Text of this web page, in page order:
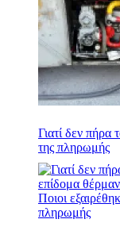
Γιατί δεν πήρα
της πληρωμής